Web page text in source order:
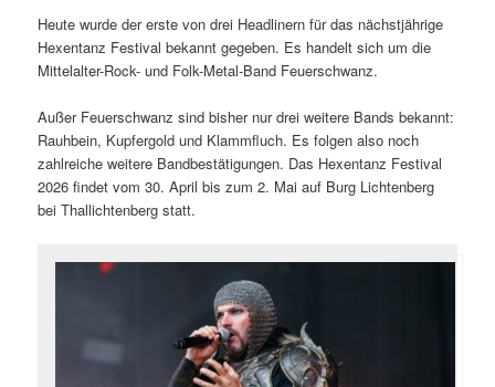
Heute wurde der erste von drei Headlinern für das nächstjährige
Hexentanz Festival bekannt gegeben. Es handelt sich um die
Mittelalter-Rock- und Folk-Metal-Band Feuerschwanz.
Außer Feuerschwanz sind bisher nur drei weitere Bands bekannt:
Rauhbein, Kupfergold und Klammfluch. Es folgen also noch
zahlreiche weitere Bandbestätigungen. Das Hexentanz Festival
2026 findet vom 30. April bis zum 2. Mai auf Burg Lichtenberg
bei Thallichtenberg statt.